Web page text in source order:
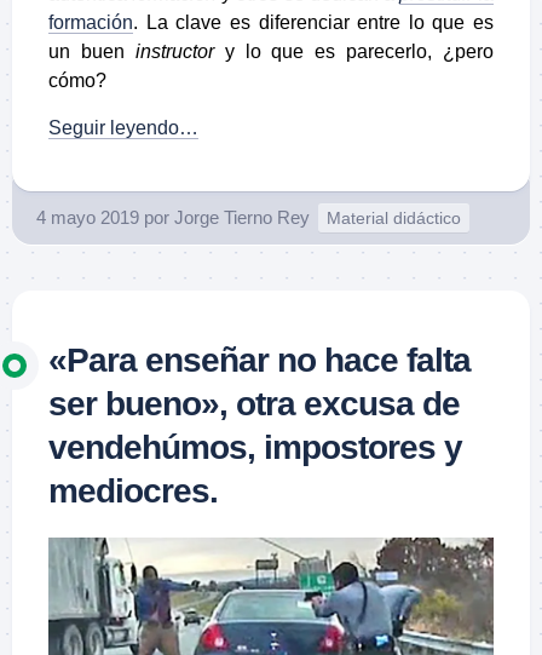
formación. La clave es diferenciar entre lo que es
un buen instructory lo que es parecerlo, ¿pero
cómo?
Seguir leyendo…
4 mayo 2019 por Jorge Tierno Rey Material didáctico
«Para enseñar no hace falta
ser bueno», otra excusa de
vendehúmos, impostores y
mediocres.